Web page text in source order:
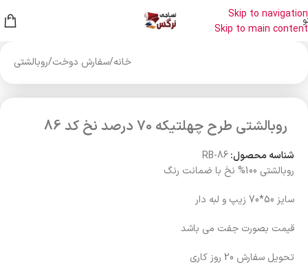
Skip to navigation
Skip to main content
خانه/سفارش دوخت/روبالشتی
روبالشتی طرح چهلتیکه 70 درصد نخ کد 86
شناسه محصول:RB-86
روبالشتی 100% نخ با ضمانت رنگ
سایز 50*70 زیپ و لبه دار
قیمت بصورت جفت می باشد
تحویل سفارش 20 روز کاری